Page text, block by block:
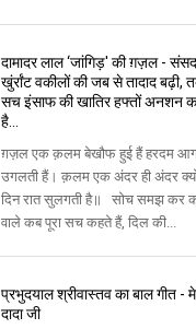
दामादर लाल ‘जांगिड़' की ग़ज़ल -
खुंर्रांट वकीलों की जब से तादाद बढ़ी,
सच इंसाफ की खातिर हफ्‍तों अनशन
है...
ग़ज़ल एक क़लम बेखौफ हुई हैं हरदम
उगलती हैं। क़लम एक अंदर ही अंदर
दिन रात सुलगती है॥ सोच समझ कर
वाले कब पूरा सच कहते हैं, दिल की...
प्रभुदयाल श्रीवास्तव का बाल गीत -
दादा जी